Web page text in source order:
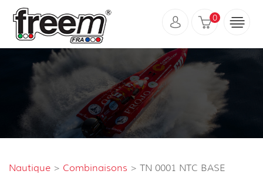
0
Nautique > Combinaisons > TN 0001 NTC BASE